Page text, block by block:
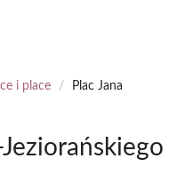
i place /
Plac Jana